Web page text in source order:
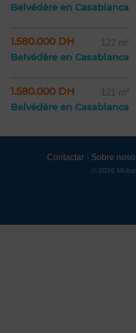
Belvédère en Casablanca
1.580.000 DH 122 m²
Belvédère en Casablanca
1.580.000 DH 121 m²
Belvédère en Casablanca
Contactar Sobre
© 2026